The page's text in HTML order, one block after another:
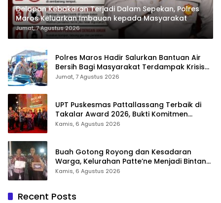
Delapan Kebakaran Terjadi Dalam Sepekan, Polres
Maros Keluarkan Imbauan kepada Masyarakat
Jumat, 7 Agustus 2026
Polres Maros Hadir Salurkan Bantuan Air
Bersih Bagi Masyarakat Terdampak Krisis
Air Bersih Di Maros
Jumat, 7 Agustus 2026
UPT Puskesmas Pattallassang Terbaik di
Takalar Award 2026, Bukti Komitmen
Hadirkan Pelayanan Kesehatan Berkualitas
Kamis, 6 Agustus 2026
Buah Gotong Royong dan Kesadaran
Warga, Kelurahan Patte’ne Menjadi Bintang
Takalar Award 2026
Kamis, 6 Agustus 2026
Recent Posts